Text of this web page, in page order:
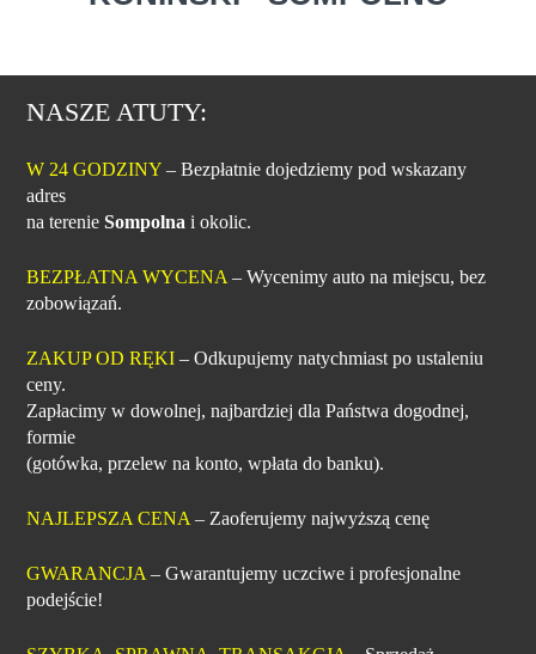
NASZE ATUTY:
W 24 GODZINY – Bezpłatnie dojedziemy pod wskazany
adres
na terenie Sompolnai okolic.
BEZPŁATNA WYCENA – Wycenimy auto na miejscu, bez
zobowiązań.
ZAKUP OD RĘKI – Odkupujemy natychmiast po ustaleniu
ceny.
Zapłacimy w dowolnej, najbardziej dla Państwa dogodnej,
formie
(gotówka, przelew na konto, wpłata do banku).
NAJLEPSZA CENA – Zaoferujemy najwyższą cenę
GWARANCJA – Gwarantujemy uczciwe i profesjonalne
podejście!